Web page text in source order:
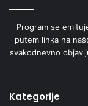
Program se
putem linka na
svakodnevno
Kategorije